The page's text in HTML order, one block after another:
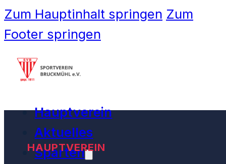
Zum Hauptinhalt springen Zum
Footer springen
Hauptverein
Aktuelles
Sparten
HAUPTVEREIN